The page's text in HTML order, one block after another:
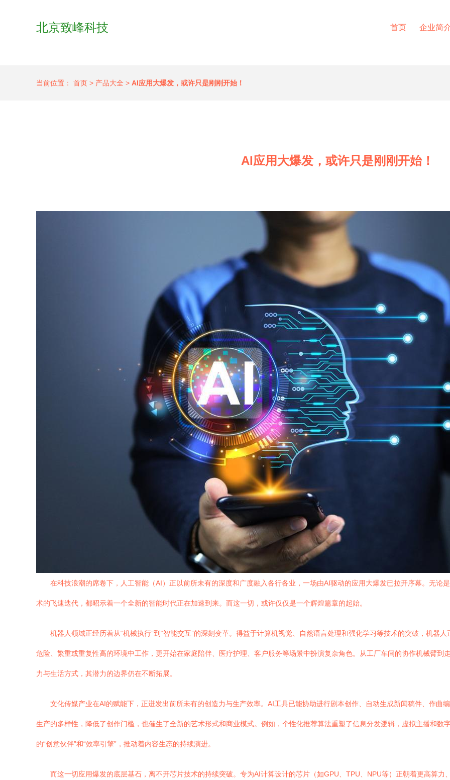
北京致峰科技 首页 企业简
当前位置： 首页 > 产品大全 > AI应用大爆发，或许只是刚刚开始！
AI应用大爆发，或许只是刚刚开始！
在科技浪潮的席卷下，人工智能（AI）正以前所未有的深度和广度融入各行各业，一场由AI驱动的应用大爆发已拉开序幕。无论
术的飞速迭代，都昭示着一个全新的智能时代正在加速到来。而这一切，或许仅仅是一个辉煌篇章的起始。
机器人领域正经历着从“机械执行”到“智能交互”的深刻变革。得益于计算机视觉、自然语言处理和强化学习等技术的突破，机器
危险、繁重或重复性高的环境中工作，更开始在家庭陪伴、医疗护理、客户服务等场景中扮演复杂角色。从工厂车间的协作机械臂到
力与生活方式，其潜力的边界仍在不断拓展。
文化传媒产业在AI的赋能下，正迸发出前所未有的创造力与生产效率。AI工具已能协助进行剧本创作、自动生成新闻稿件、作曲
生产的多样性，降低了创作门槛，也催生了全新的艺术形式和商业模式。例如，个性化推荐算法重塑了信息分发逻辑，虚拟主播和数
的“创意伙伴”和“效率引擎”，推动着内容生态的持续演进。
而这一切应用爆发的底层基石，离不开芯片技术的持续突破。专为AI计算设计的芯片（如GPU、TPU、NPU等）正朝着更高算